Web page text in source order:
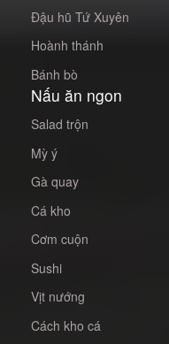
Đậu hũ Tứ Xuyên
Hoành thánh
Bánh bò
Nấu ăn ngon
Salad trộn
Mỳ ý
Gà quay
Cá kho
Cơm cuộn
Sushi
Vịt nướng
Cách kho cá